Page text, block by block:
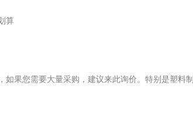
算
如果您需要大量采购，建议来此询价。特别是塑料